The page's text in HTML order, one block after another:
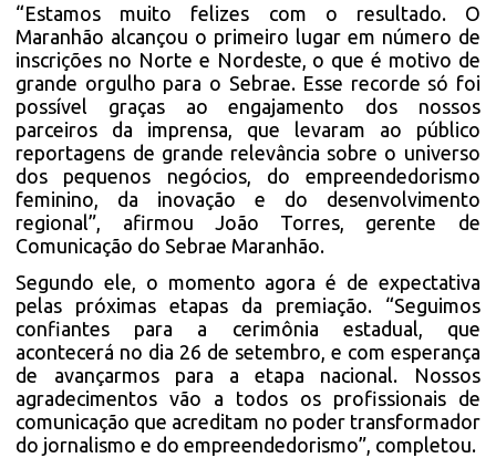
“Estamos muito felizes com o resultado. O
Maranhão alcançou o primeiro lugar em número de
inscrições no Norte e Nordeste, o que é motivo de
grande orgulho para o Sebrae. Esse recorde só foi
possível graças ao engajamento dos nossos
parceiros da imprensa, que levaram ao público
reportagens de grande relevância sobre o universo
dos pequenos negócios, do empreendedorismo
feminino, da inovação e do desenvolvimento
regional”, afirmou João Torres, gerente de
Comunicação do Sebrae Maranhão.
Segundo ele, o momento agora é de expectativa
pelas próximas etapas da premiação. “Seguimos
confiantes para a cerimônia estadual, que
acontecerá no dia 26 de setembro, e com esperança
de avançarmos para a etapa nacional. Nossos
agradecimentos vão a todos os profissionais de
comunicação que acreditam no poder transformador
do jornalismo e do empreendedorismo”, completou.